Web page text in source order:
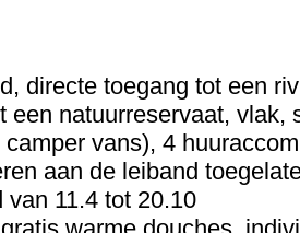
directe toegang tot een
een natuurreservaat,
vans), 4
aan de leiband
11.4 tot 20.10